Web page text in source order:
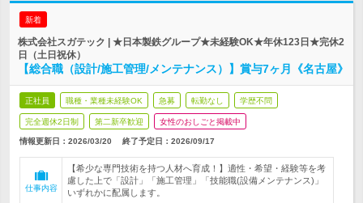
新着
株式会社スガテック | ★日本製鉄グループ★未経験OK★年休123日★完休2
日（土日祝休）
【総合職（設計/施工管理/メンテナンス）】賞与7ヶ月《名古屋》
正社員 職種・業種未経験OK 急募 転勤なし 学歴不問
完全週休2日制 第二新卒歓迎 女性のおしごと掲載中
情報更新日：2026/03/20 終了予定日： 2026/09/17
仕事内容
【希少な専門技術を持つ人材へ育成！】適性・希望・経験等を考
慮した上で「設計」「施工管理」「技能職(設備メンテナンス)」
いずれかに配属します。